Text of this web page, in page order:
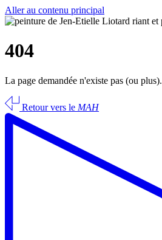
Aller au contenu principal
404
La page demandée n'existe pas (ou plus).
Retour vers le MAH